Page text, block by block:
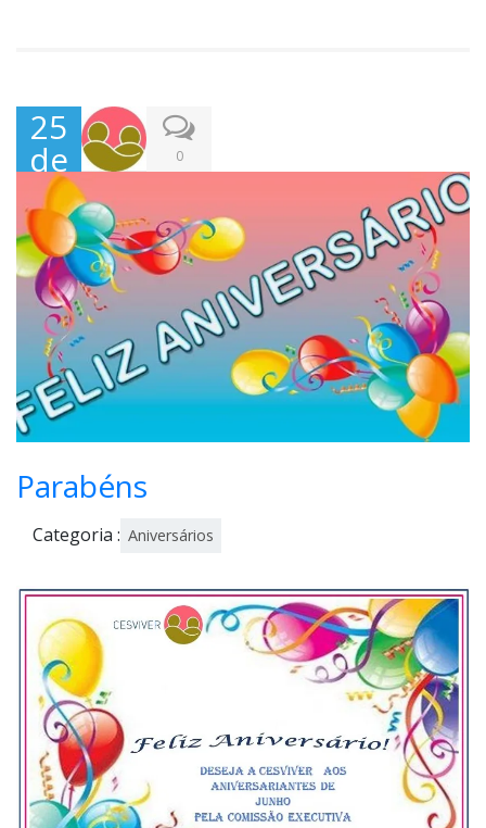
25
de
Jun
ho,
202
0
0
Parabéns
Categoria : Aniversários